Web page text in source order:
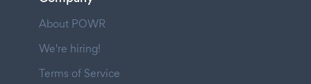
About POWR
We're hiring!
Terms of Service